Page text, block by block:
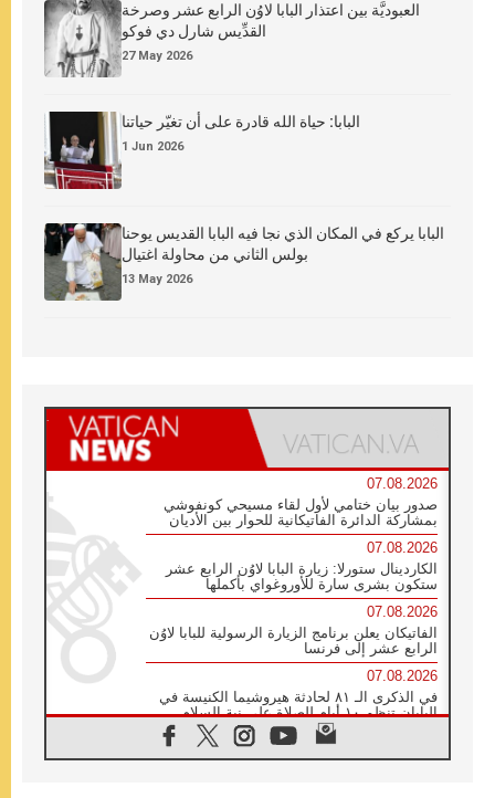
العبوديَّة بين اعتذار البابا لاوُن الرابع عشر وصرخة
القدِّيس شارل دي فوكو
27 May 2026
البابا: حياة الله قادرة على أن تغيّر حياتنا
1 Jun 2026
البابا يركع في المكان الذي نجا فيه البابا القديس يوحنا
بولس الثاني من محاولة اغتيال
13 May 2026
07.08.2026
صدور بيان ختامي لأول لقاء مسيحي كونفوشي
بمشاركة الدائرة الفاتيكانية للحوار بين الأديان
07.08.2026
الكاردينال ستورلا: زيارة البابا لاوُن الرابع عشر
ستكون بشرى سارة للأوروغواي بأكملها
07.08.2026
الفاتيكان يعلن برنامج الزيارة الرسولية للبابا لاوُن
الرابع عشر إلى فرنسا
07.08.2026
في الذكرى الـ ٨١ لحادثة هيروشيما الكنيسة في
اليابان تنظم ١٠ أيام للصلاة على نية السلام
الكنيسة في الأوروغواي: زيارة البابا ستعزز